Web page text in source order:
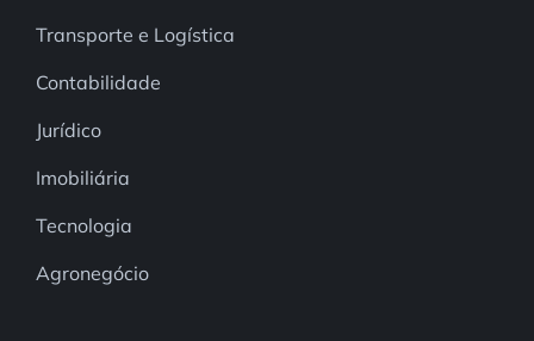
Transporte e Logística
Contabilidade
Jurídico
Imobiliária
Tecnologia
Agronegócio